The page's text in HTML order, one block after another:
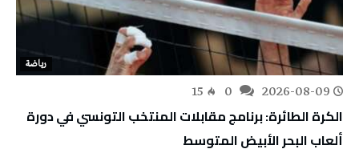
رياضة
2026-08-09
15
الكرة الطائرة: برنامج مقابلات المنتخب التونسي في دورة
ألعاب البحر الأبيض المتوسط